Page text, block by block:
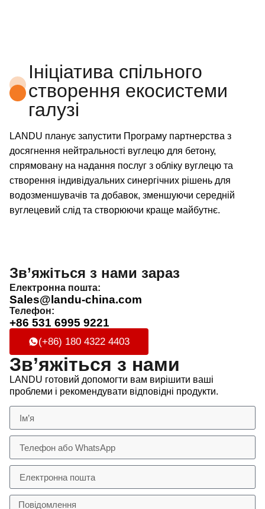
Ініціатива спільного
створення екосистеми
галузі
LANDU планує запустити Програму партнерства з
досягнення нейтральності вуглецю для бетону,
спрямовану на надання послуг з обліку вуглецю та
створення індивідуальних синергічних рішень для
водозменшувачів та добавок, зменшуючи середній
вуглецевий слід та створюючи краще майбутнє.
Зв’яжіться з нами зараз
Електронна пошта:
Sales@landu-china.com
Телефон:
+86 531 6995 9221
(+86) 180 4322 4403
Зв’яжіться з нами
LANDU готовий допомогти вам вирішити ваші
проблеми і рекомендувати відповідні продукти.